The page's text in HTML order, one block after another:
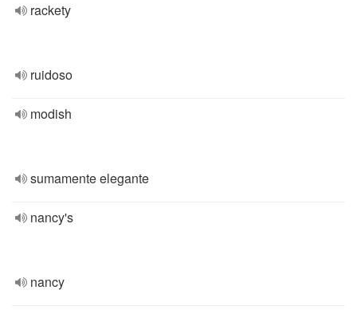
rackety
ruidoso
modish
sumamente elegante
nancy's
nancy